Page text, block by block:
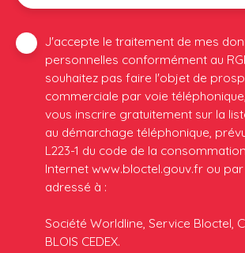
J'accepte le traitement de mes
personnelles conformément au
souhaitez pas faire l'objet de
commerciale par voie
vous inscrire gratuitement sur la
au démarchage téléphonique,
L223-1 du code de la
Internet www.bloctel.gouv.fr ou
adressé à :
Société Worldline, Service Bloctel,
BLOIS CEDEX.